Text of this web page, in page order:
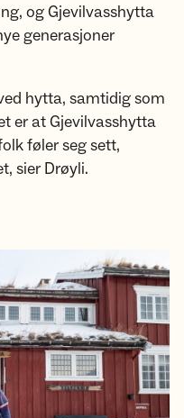
og Gjevilvasshytta
generasjoner
hytta, samtidig som
er at Gjevilvasshytta
føler seg sett,
sier Drøyli.